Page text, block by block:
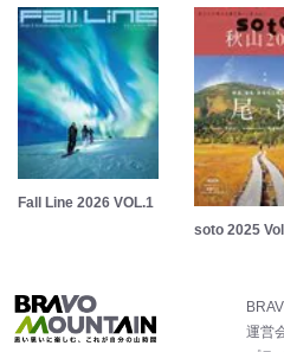
Fall Line 2026 VOL.1
soto 2025
運営